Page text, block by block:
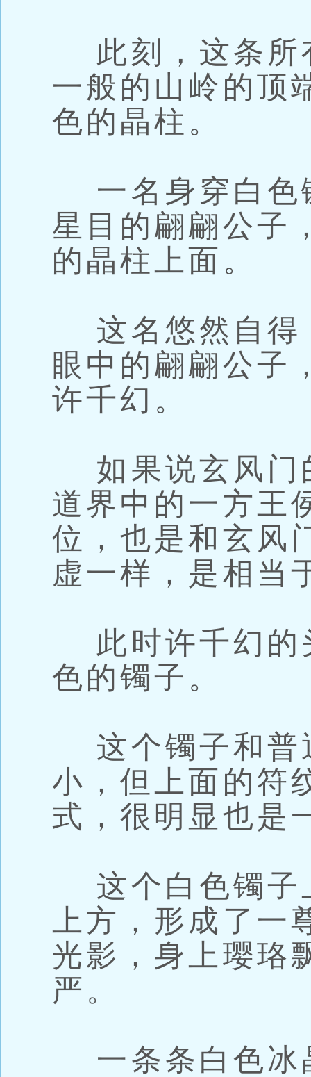
此刻，这条所
一般的山岭的顶
色的晶柱。
一名身穿白色
星目的翩翩公子
的晶柱上面。
这名悠然自得
眼中的翩翩公子
许千幻。
如果说玄风门
道界中的一方王
位，也是和玄风
虚一样，是相当
此时许千幻的
色的镯子。
这个镯子和普
小，但上面的符
式，很明显也是
这个白色镯子
上方，形成了
光影，身上璎珞
严。
一条条白色冰